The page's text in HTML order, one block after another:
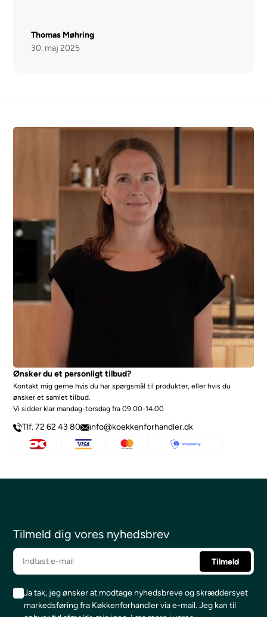
Thomas Møhring
30. maj 2025
Ønsker du et personligt tilbud?
Kontakt mig gerne hvis du har spørgsmål til produkter, eller hvis du
ønsker et samlet tilbud.
Vi sidder klar mandag-torsdag fra 09.00-14.00
Tlf. 72 62 43 80 info@koekkenforhandler.dk
Tilmeld dig vores nyhedsbrev
Ja tak, jeg ønsker at modtage nyhedsbreve og skræddersyet
markedsføring fra Køkkenforhandler via e-mail. Jeg kan til